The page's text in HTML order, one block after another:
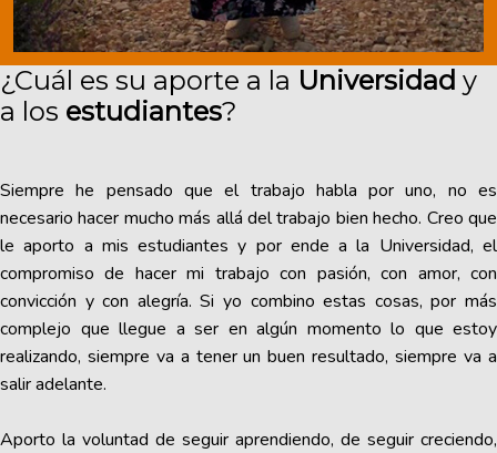
¿Cuál es su aporte a la Universidad y
a los estudiantes?
Siempre he pensado que el trabajo habla por uno, no es
necesario hacer mucho más allá del trabajo bien hecho. Creo que
le aporto a mis estudiantes y por ende a la Universidad, el
compromiso de hacer mi trabajo con pasión, con amor, con
convicción y con alegría. Si yo combino estas cosas, por más
complejo que llegue a ser en algún momento lo que estoy
realizando, siempre va a tener un buen resultado, siempre va a
salir adelante.
Aporto la voluntad de seguir aprendiendo, de seguir creciendo,